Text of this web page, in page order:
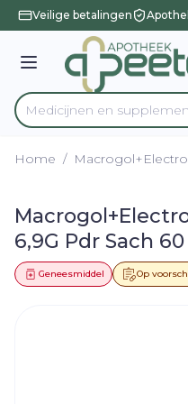
Ga naar de inhoud
1 van 1
Veilige betalingen
Menu
Product, merk,
Medicijnen en
Home /
6,9G Pdr Sach 60
Op
Geneesmiddel